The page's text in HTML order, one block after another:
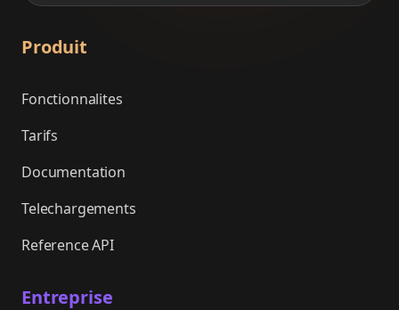
Produit
Fonctionnalites
Tarifs
Documentation
Telechargements
Reference API
Entreprise